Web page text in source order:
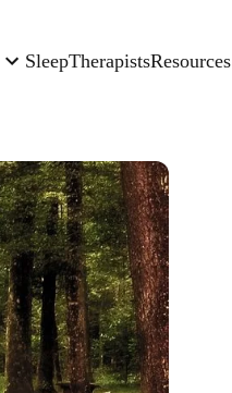
SleepTherapistsResources